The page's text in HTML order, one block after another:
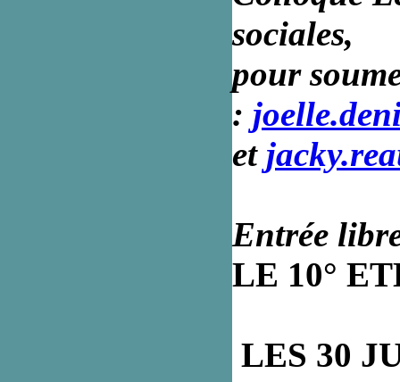
sociales,
pour
:
et
Entrée
LE 10°
LES 30